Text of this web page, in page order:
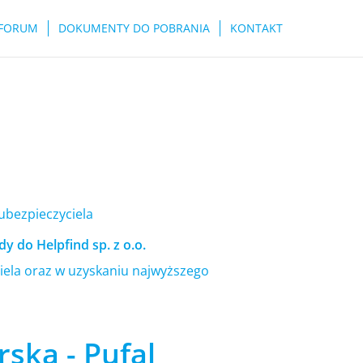
DOKUMENTY DO POBRANIA KONTAKT
do Helpfind sp. z o.o.
oraz w uzyskaniu najwyższego
- Pufal